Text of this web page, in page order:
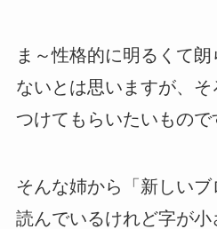
ま～性格的に明るくて
ないとは思いますが、
つけてもらいたいもので
そんな姉から「新しい
読んでいるけれど字が